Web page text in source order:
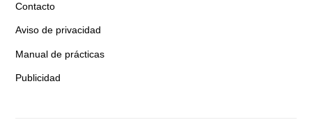
Contacto
Aviso de privacidad
Manual de prácticas
Publicidad